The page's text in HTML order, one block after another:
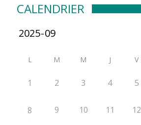
CALENDRIER
L M M J V
1 2 3 4 5
8 9 10 11 12